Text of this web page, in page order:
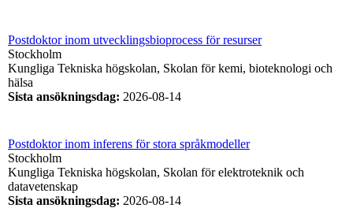
Postdoktor inom utvecklingsbioprocess för resurser
Stockholm
Kungliga Tekniska högskolan, Skolan för kemi, bioteknologi och
hälsa
Sista ansökningsdag: 2026-08-14
Postdoktor inom inferens för stora språkmodeller
Stockholm
Kungliga Tekniska högskolan, Skolan för elektroteknik och
datavetenskap
Sista ansökningsdag: 2026-08-14